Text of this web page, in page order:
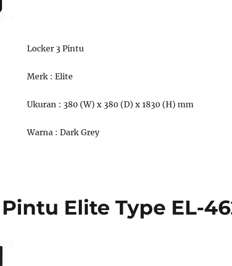
Locker 3 Pintu
Merk : Elite
Ukuran : 380 (W) x 380 (D) x 1830 (H) mm
Warna : Dark Grey
Elite Type EL-